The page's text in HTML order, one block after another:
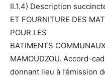
II.1.4) Description
ET FOURNITURE DES
POUR LES
BATIMENTS
MAMOUDZOU. Accord-
donnant lieu à l’émission